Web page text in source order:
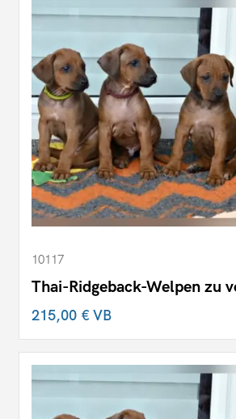
10117
Thai-Ridgeback-Welpen zu
215,00 €VB